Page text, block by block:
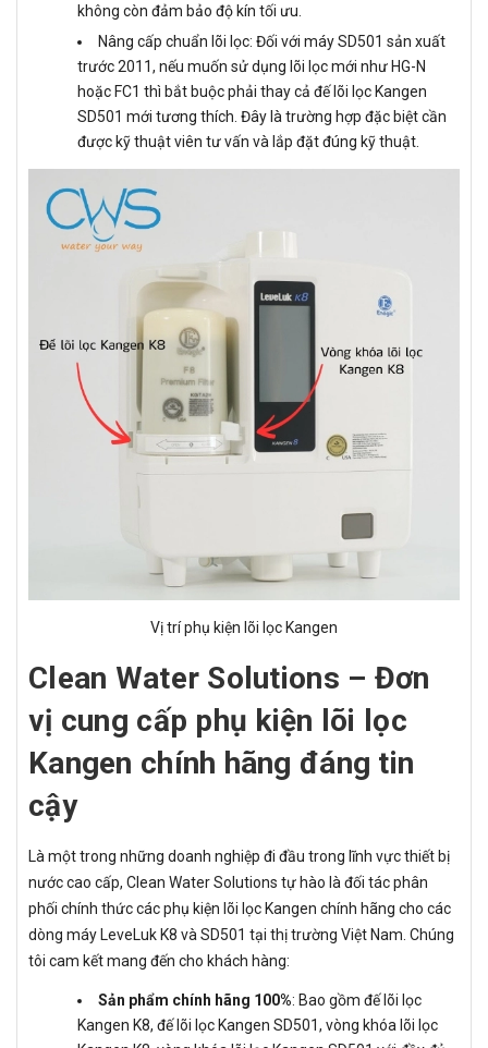
không còn đảm bảo độ kín tối ưu.
Nâng cấp chuẩn lõi lọc: Đối với máy SD501 sản xuất
trước 2011, nếu muốn sử dụng lõi lọc mới như HG-N
hoặc FC1 thì bắt buộc phải thay cả đế lõi lọc Kangen
SD501 mới tương thích. Đây là trường hợp đặc biệt cần
được kỹ thuật viên tư vấn và lắp đặt đúng kỹ thuật.
Vị trí phụ kiện lõi lọc Kangen
Clean Water Solutions – Đơn
vị cung cấp phụ kiện lõi lọc
Kangen chính hãng đáng tin
cậy
Là một trong những doanh nghiệp đi đầu trong lĩnh vực thiết bị
nước cao cấp, Clean Water Solutions tự hào là đối tác phân
phối chính thức các phụ kiện lõi lọc Kangen chính hãng cho các
dòng máy LeveLuk K8 và SD501 tại thị trường Việt Nam. Chúng
tôi cam kết mang đến cho khách hàng:
Sản phẩm chính hãng 100%: Bao gồm đế lõi lọc
Kangen K8, đế lõi lọc Kangen SD501, vòng khóa lõi lọc